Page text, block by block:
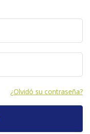
¿Olvidó su contraseña?